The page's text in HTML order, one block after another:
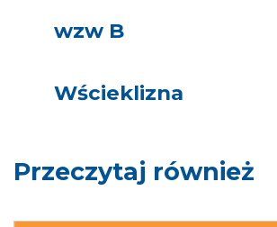
wzw B
Wścieklizna
Przeczytaj również